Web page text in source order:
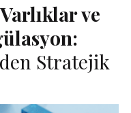
ve
Stratejik